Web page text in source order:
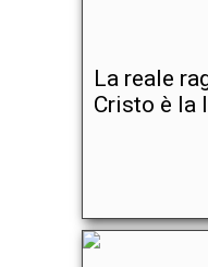
La reale
Cristo è la